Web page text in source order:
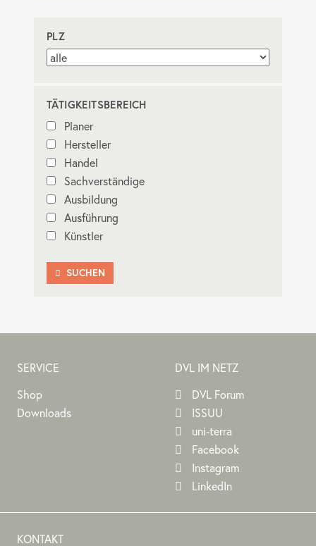
PLZ
TÄTIGKEITSBEREICH
Planer
Hersteller
Handel
Sachverständige
Ausbildung
Ausführung
Künstler
 SUCHEN
SERVICE
Shop
Downloads
DVL IM NETZ
DVL Forum
ISSUU
uni-terra
Facebook
Instagram
LinkedIn
KONTAKT